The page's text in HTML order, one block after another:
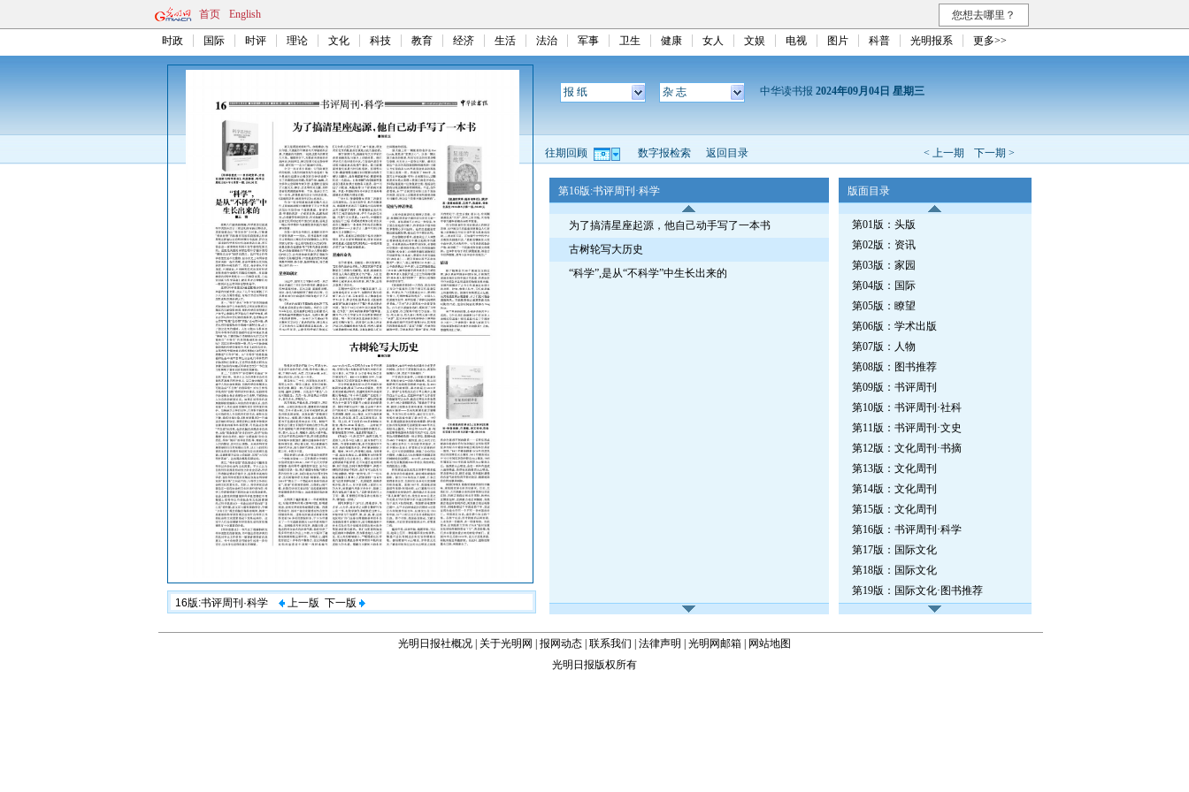
首页 English 您想去哪里？
时政 国际 时评 理论 文化 科技 教育 经济 生活 法治 军事 卫生 健康 女人 文娱 电视 图片 科普 光明报系 更多>>
16版:书评周刊·科学 上一版 下一版
报 纸 杂 志 中华读书报 2024年09月04日 星期三
< 上一期 下一期 >
往期回顾 数字报检索 返回目录
第16版:书评周刊·科学
为了搞清星座起源，他自己动手写了一本书
古树轮写大历史
“科学”,是从“不科学”中生长出来的
版面目录
第01版：头版
第02版：资讯
第03版：家园
第04版：国际
第05版：瞭望
第06版：学术出版
第07版：人物
第08版：图书推荐
第09版：书评周刊
第10版：书评周刊·社科
第11版：书评周刊·文史
第12版：文化周刊·书摘
第13版：文化周刊
第14版：文化周刊
第15版：文化周刊
第16版：书评周刊·科学
第17版：国际文化
第18版：国际文化
第19版：国际文化·图书推荐
第20版：国际文化·图书推荐
光明日报社概况 关于光明网 报网动态 联系我们 法律声明 光明网邮箱
网站地图
光明日报版权所有